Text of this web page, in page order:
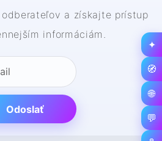
a získajte prístup
informáciám.
Odoslať
✦
🧭
🌐
💬